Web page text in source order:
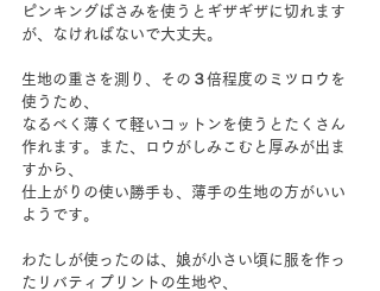
ピンキングばさみを使うとギザギザに切れます
が、なければないで大丈夫。
生地の重さを測り、その３倍程度のミツロウを
使うため、
なるべく薄くて軽いコットンを使うとたくさん
作れます。また、ロウがしみこむと厚みが出ま
すから、
仕上がりの使い勝手も、薄手の生地の方がいい
ようです。
わたしが使ったのは、娘が小さい頃に服を作っ
たリバティプリントの生地や、